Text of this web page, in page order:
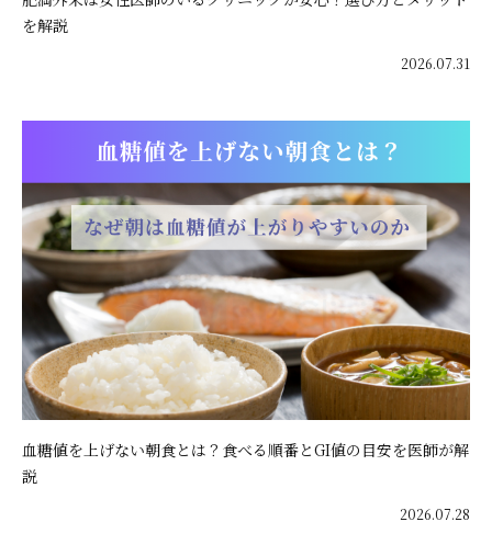
を解説
2026.07.31
血糖値を上げない朝食とは？食べる順番とGI値の目安を医師が解
説
2026.07.28